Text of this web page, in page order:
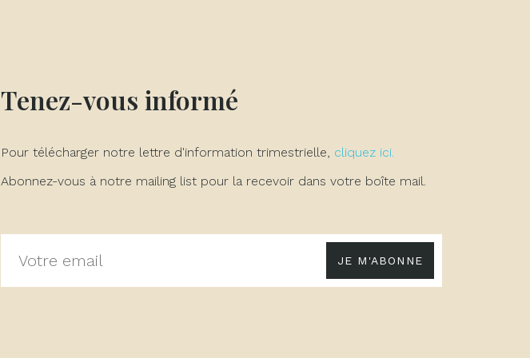
Tenez-vous informé
Pour télécharger notre lettre d'information trimestrielle, cliquez ici.
Abonnez-vous à notre mailing list pour la recevoir dans votre boîte mail.
JE M'ABONNE